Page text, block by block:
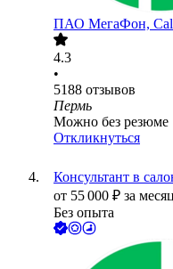
ПАО МегаФон,
4.3
•
5188 отзывов
Пермь
Можно без резюме
Откликнуться
Консультант в
от 55 000 ₽ за
Без опыта